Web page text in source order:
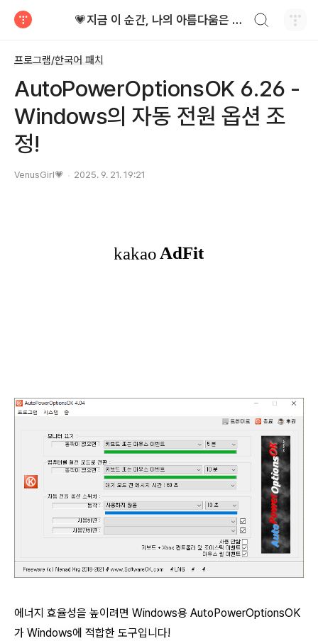
💗지금 이 순간, 나의 아름다움은 가장 빛난다!
프로그램/한국어 패치
AutoPowerOptionsOK 6.26 -
Windows의 자동 전원 옵션 조
정!
VenusGirl💗 2025. 9. 21. 19:21
에너지 효율성을 높이려면 Windows용 AutoPowerOptionsOK
가 Windows에 적합한 도구입니다!